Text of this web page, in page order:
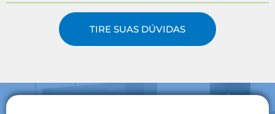
TIRE SUAS DÚVIDAS